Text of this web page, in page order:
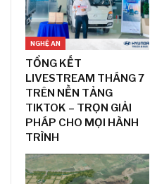
NGHỆ AN
TỔNG KẾT
LIVESTREAM THÁNG 7
TRÊN NỀN TẢNG
TIKTOK – TRỌN GIẢI
PHÁP CHO MỌI HÀNH
TRÌNH